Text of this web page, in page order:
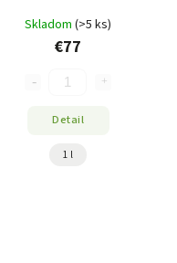
Skladom (>5 ks)
€77
Detail
1 l